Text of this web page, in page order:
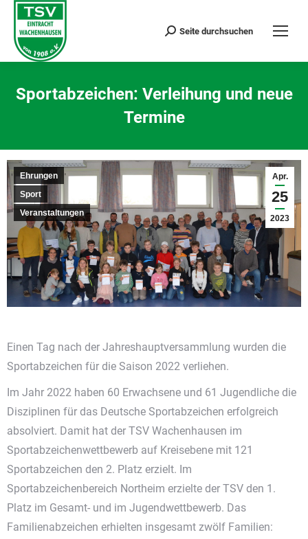
Search:
Seite durchsuchen
Sportabzeichen: Verleihung und neue
Termine
Apr.
25
2023
Ehrungen
Sport
Veranstaltungen
Einen Tag nach der Jahreshauptversammlung wurden die
Sportabzeichen für die Saison 2022 verliehen.
Im Jahr 2022 haben 60 Erwachsene und 61 Jugendliche die
Disziplinen für das Deutsche Sportabzeichen erfolgreich
absolviert. Damit hat der TSV Wachenhausen im
Sportabzeichenwettbewerb auf Kreisebene mit 121
Sportabzeichen den 2. Platz erzielt. Im
Sportabzeichenbereich Northeim erzielte der TSV den 1.
Platz im Gesamt- und im Jugendwettbewerb. Das
Familienabzeichen erhielten insgesamt zwölf Familien: